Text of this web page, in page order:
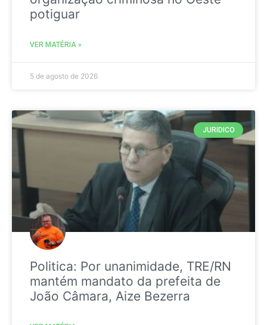
potiguar
VER MATÉRIA »
5 de agosto de 2026
JURIDICO
Politica: Por unanimidade, TRE/RN
mantém mandato da prefeita de
João Câmara, Aize Bezerra